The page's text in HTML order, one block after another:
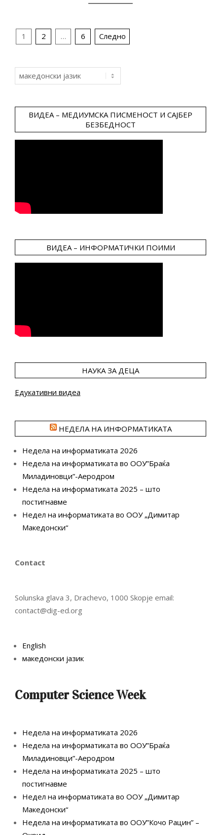
Posts
1 2 … 6 Следно
a
ВИДЕА – МЕДИУМСКА ПИСМЕНОСТ И САЈБЕР
БЕЗБЕДНОСТ
ВИДЕА – ИНФОРМАТИЧКИ ПОИМИ
НАУКА ЗА ДЕЦА
Едукативни видеа
НЕДЕЛА НА ИНФОРМАТИКАТА
Недела на информатиката 2026
Недела на информатиката во ООУ”Браќа
Миладиновци”-Аеродром
Недела на информатиката 2025 – што
постигнавме
Недел на информатиката во ООУ „Димитар
Македонски“
Contact
Solunska glava 3, Drachevo, 1000 Skopje email:
contact@dig-ed.org
English
македонски јазик
Computer Science Week
Недела на информатиката 2026
Недела на информатиката во ООУ”Браќа
Миладиновци”-Аеродром
Недела на информатиката 2025 – што
постигнавме
Недел на информатиката во ООУ „Димитар
Македонски“
Недела на информатиката во ООУ”Кочо Рацин” –